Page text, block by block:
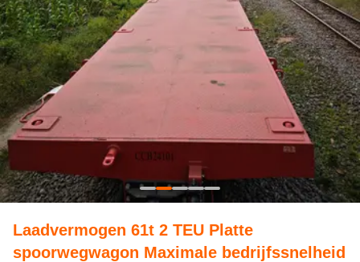
Laadvermogen 61t 2 TEU Platte
spoorwegwagon Maximale bedrijfssnelheid